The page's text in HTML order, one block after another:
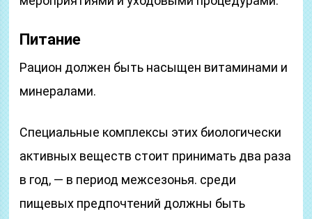
Питание
Рацион должен быть насыщен витаминами и
минералами.
Специальные комплексы этих биологически
активных веществ стоит принимать два раза
в год, — в период межсезонья. среди
пищевых предпочтений должны быть